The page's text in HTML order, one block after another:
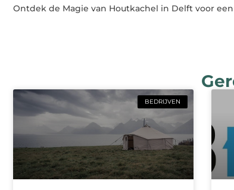
Ontdek de Magie van Houtkachel in Delft voor
BEDRIJVEN